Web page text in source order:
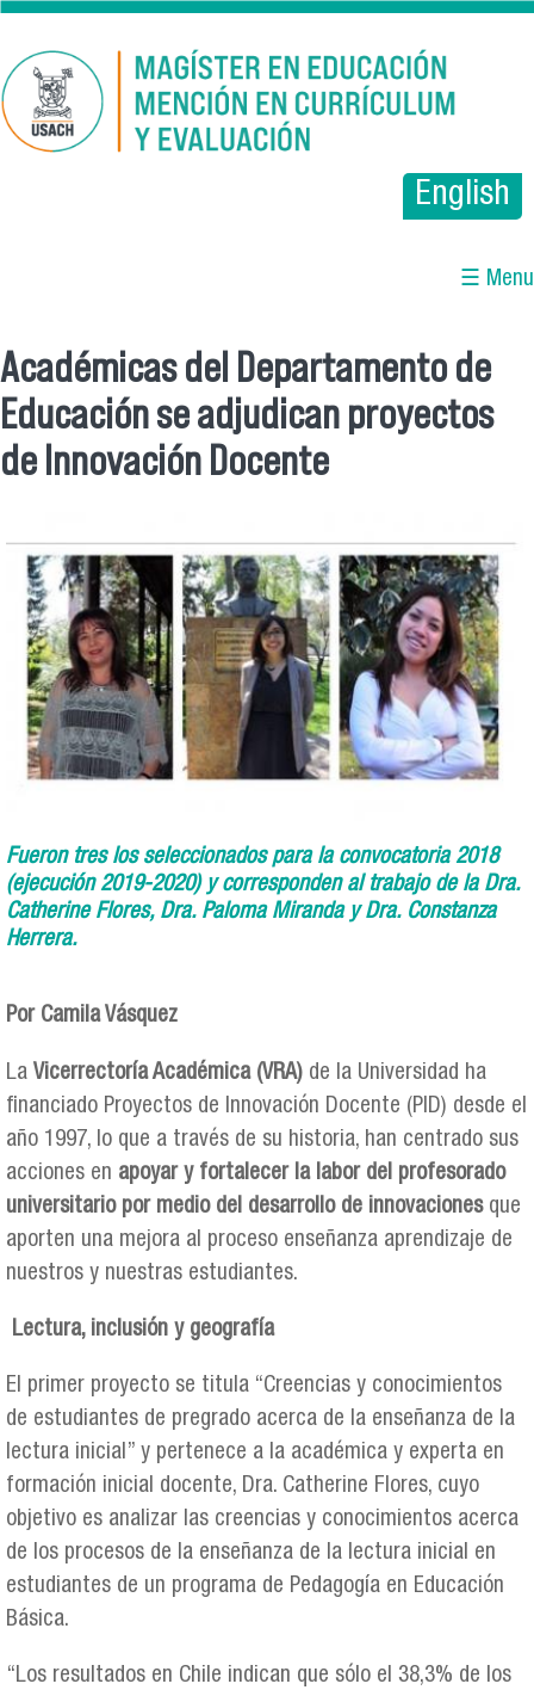
Pasar al contenido principal
English
☰ Menu
Se encuentra usted aquí
Académicas del Departamento de
Educación se adjudican proyectos
de Innovación Docente
Fueron tres los seleccionados para la convocatoria 2018
(ejecución 2019-2020) y corresponden al trabajo de la Dra.
Catherine Flores, Dra. Paloma Miranda y Dra. Constanza
Herrera.
Por Camila Vásquez
La Vicerrectoría Académica (VRA) de la Universidad ha
financiado Proyectos de Innovación Docente (PID) desde el
año 1997, lo que a través de su historia, han centrado sus
acciones en apoyar y fortalecer la labor del profesorado
universitario por medio del desarrollo de innovacionesque
aporten una mejora al proceso enseñanza aprendizaje de
nuestros y nuestras estudiantes.
Lectura, inclusión y geografía
El primer proyecto se titula “Creencias y conocimientos
de estudiantes de pregrado acerca de la enseñanza de la
lectura inicial” y pertenece a la académica y experta en
formación inicial docente, Dra. Catherine Flores, cuyo
objetivo es analizar las creencias y conocimientos acerca
de los procesos de la enseñanza de la lectura inicial en
estudiantes de un programa de Pedagogía en Educación
Básica.
“Los resultados en Chile indican que sólo el 38,3% de los